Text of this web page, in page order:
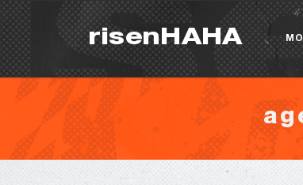
risenHAHA